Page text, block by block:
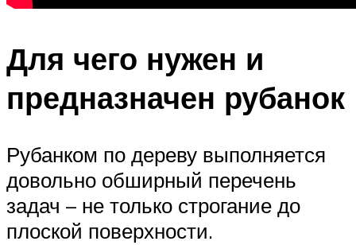
Для чего нужен и
предназначен рубанок
Рубанком по дереву выполняется
довольно обширный перечень
задач – не только строгание до
плоской поверхности.